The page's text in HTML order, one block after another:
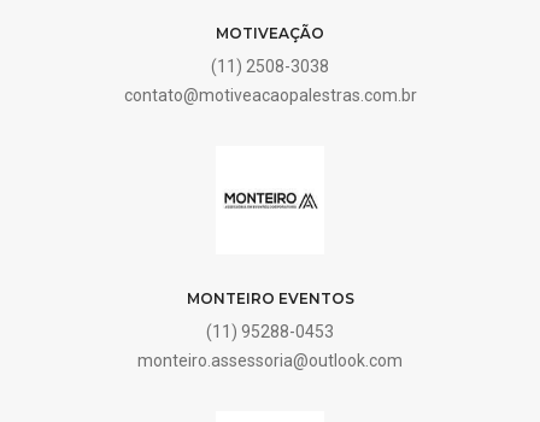
MOTIVEAÇÃO
(11) 2508-3038
contato@motiveacaopalestras.com.br
MONTEIRO EVENTOS
(11) 95288-0453
monteiro.assessoria@outlook.com